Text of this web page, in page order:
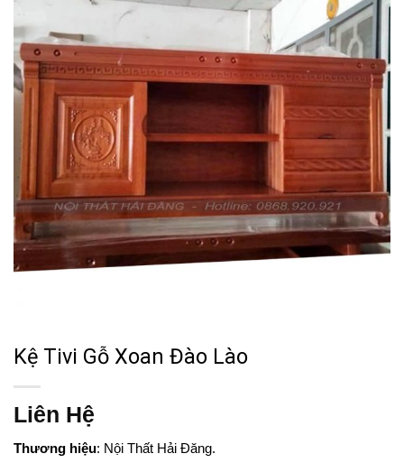
Kệ Tivi Gỗ Xoan Đào Lào
Liên Hệ
Thương hiệu: Nội Thất Hải Đăng.